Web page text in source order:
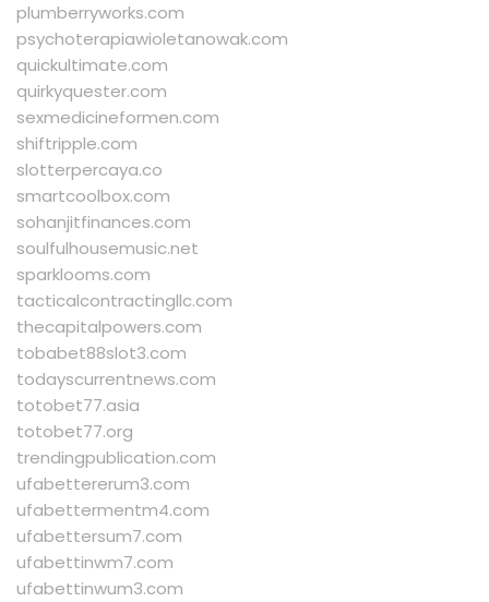
plumberryworks.com
psychoterapiawioletanowak.com
quickultimate.com
quirkyquester.com
sexmedicineformen.com
shiftripple.com
slotterpercaya.co
smartcoolbox.com
sohanjitfinances.com
soulfulhousemusic.net
sparklooms.com
tacticalcontractingllc.com
thecapitalpowers.com
tobabet88slot3.com
todayscurrentnews.com
totobet77.asia
totobet77.org
trendingpublication.com
ufabettererum3.com
ufabettermentm4.com
ufabettersum7.com
ufabettinwm7.com
ufabettinwum3.com